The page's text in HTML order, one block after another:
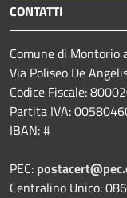
CONTATTI
Comune di Montorio
Via Poliseo De
Codice Fiscale:
Partita IVA:
IBAN: #
PEC:
Centralino Unico: